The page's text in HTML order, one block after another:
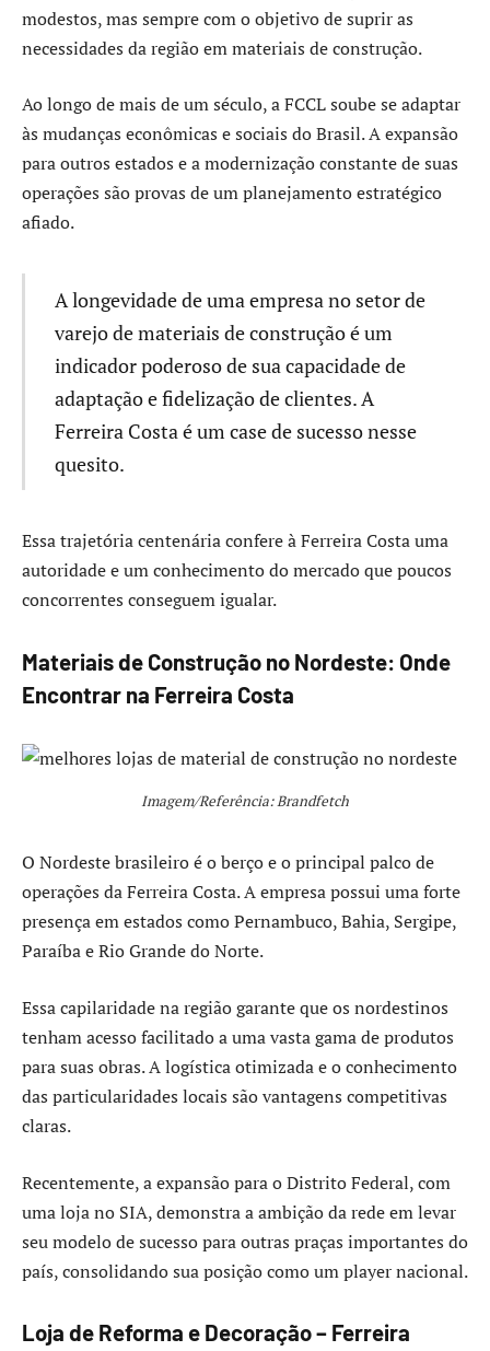
modestos, mas sempre com o objetivo de suprir as
necessidades da região em materiais de construção.
Ao longo de mais de um século, a FCCL soube se adaptar
às mudanças econômicas e sociais do Brasil. A expansão
para outros estados e a modernização constante de suas
operações são provas de um planejamento estratégico
afiado.
A longevidade de uma empresa no setor de
varejo de materiais de construção é um
indicador poderoso de sua capacidade de
adaptação e fidelização de clientes. A
Ferreira Costa é um case de sucesso nesse
quesito.
Essa trajetória centenária confere à Ferreira Costa uma
autoridade e um conhecimento do mercado que poucos
concorrentes conseguem igualar.
Materiais de Construção no Nordeste: Onde
Encontrar na Ferreira Costa
Imagem/Referência: Brandfetch
O Nordeste brasileiro é o berço e o principal palco de
operações da Ferreira Costa. A empresa possui uma forte
presença em estados como Pernambuco, Bahia, Sergipe,
Paraíba e Rio Grande do Norte.
Essa capilaridade na região garante que os nordestinos
tenham acesso facilitado a uma vasta gama de produtos
para suas obras. A logística otimizada e o conhecimento
das particularidades locais são vantagens competitivas
claras.
Recentemente, a expansão para o Distrito Federal, com
uma loja no SIA, demonstra a ambição da rede em levar
seu modelo de sucesso para outras praças importantes do
país, consolidando sua posição como um player nacional.
Loja de Reforma e Decoração – Ferreira